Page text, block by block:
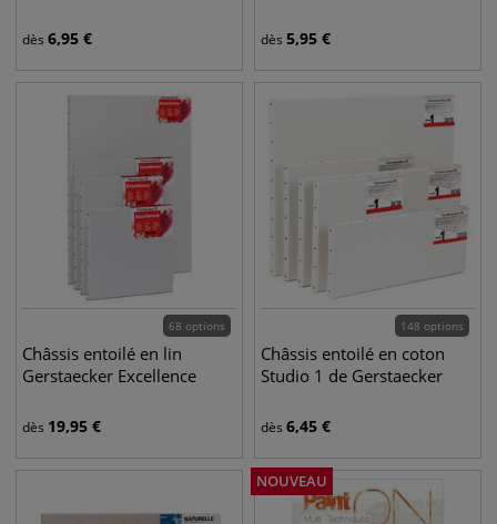
dès 6,95 € dès 5,95 €
68 options
Châssis entoilé en lin
Gerstaecker Excellence
dès 19,95 €
148 options
Châssis entoilé en coton
Studio 1 de Gerstaecker
dès 6,45 €
NOUVEAU